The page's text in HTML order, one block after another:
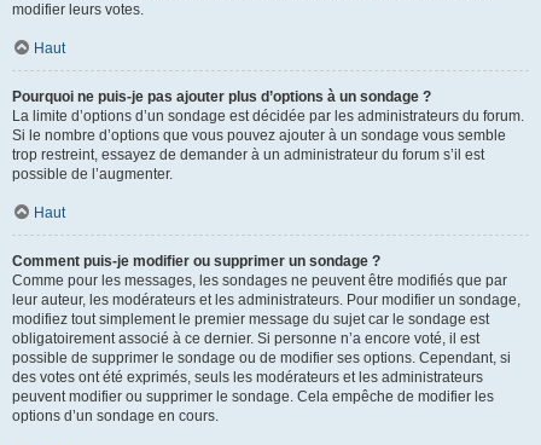
modifier leurs votes.
Haut
Pourquoi ne puis-je pas ajouter plus d’options à un sondage ?
La limite d’options d’un sondage est décidée par les administrateurs du forum.
Si le nombre d’options que vous pouvez ajouter à un sondage vous semble
trop restreint, essayez de demander à un administrateur du forum s’il est
possible de l’augmenter.
Haut
Comment puis-je modifier ou supprimer un sondage ?
Comme pour les messages, les sondages ne peuvent être modifiés que par
leur auteur, les modérateurs et les administrateurs. Pour modifier un sondage,
modifiez tout simplement le premier message du sujet car le sondage est
obligatoirement associé à ce dernier. Si personne n’a encore voté, il est
possible de supprimer le sondage ou de modifier ses options. Cependant, si
des votes ont été exprimés, seuls les modérateurs et les administrateurs
peuvent modifier ou supprimer le sondage. Cela empêche de modifier les
options d’un sondage en cours.